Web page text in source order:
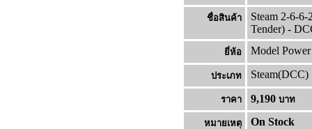
ชื่อสินค้า
Steam 2-6-
Tender) -
ยี่ห้อ Model Power
ประเภท Steam(DCC)
ราคา 9,190 บาท
หมายเหต On Stock